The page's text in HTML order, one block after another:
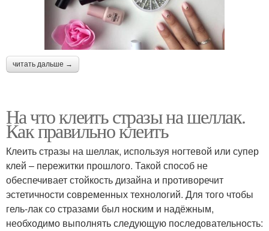
читать дальше →
На что клеить стразы на шеллак.
Как правильно клеить
Клеить стразы на шеллак, используя ногтевой или супер
клей – пережитки прошлого. Такой способ не
обеспечивает стойкость дизайна и противоречит
эстетичности современных технологий. Для того чтобы
гель-лак со стразами был носким и надёжным,
необходимо выполнять следующую последовательность: